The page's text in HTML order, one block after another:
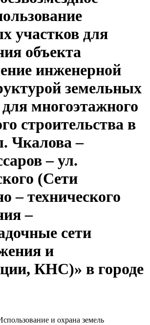
участков для
объекта
инженерной
земельных
многоэтажного
строительства в
Чкалова –
– ул.
(Сети
– технического
–
сети
и
КНС)» в городе
и охрана земель